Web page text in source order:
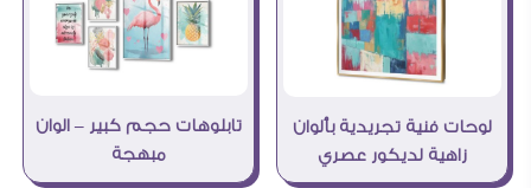
لوحات فنية تجريدية بألوان
زاهية لديكور عصري
تابلوهات حجم كبير – الوان
مبهجة